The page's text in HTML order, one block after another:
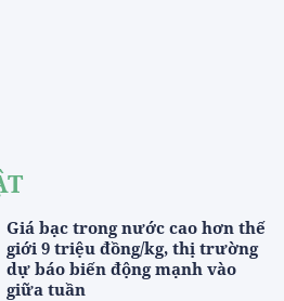
Giá bạc trong nước cao hơn thế
giới 9 triệu đồng/kg, thị trường
dự báo biến động mạnh vào
giữa tuần